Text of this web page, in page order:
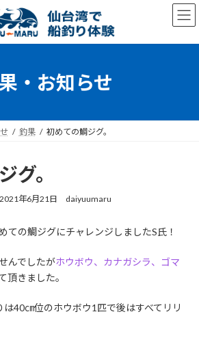
・お知らせ
釣果 初めての鯛ジグ。
グ。
最
新
時
2021年6月21日 daiyuumaru
ての鯛ジグにチャレンジしましたS氏！
んでしたがホウボウ、カナガシラ、ゴマ
頂きました。
は40㎝位のホウボウ1匹で後はすべてリリ